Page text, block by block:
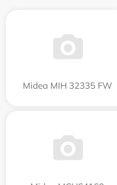
Midea MIH 32335 FW